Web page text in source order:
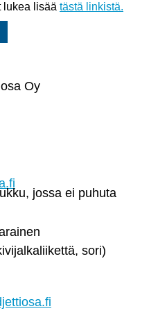
lukea lisää tästä linkistä.
sori)